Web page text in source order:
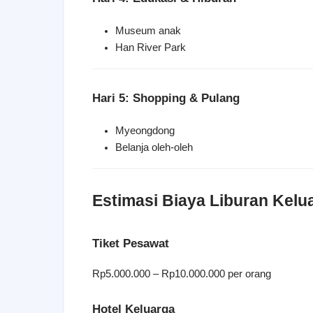
Museum anak
Han River Park
Hari 5: Shopping & Pulang
Myeongdong
Belanja oleh-oleh
Estimasi Biaya Liburan
Tiket Pesawat
Rp5.000.000 – Rp10.000.000 per orang
Hotel Keluarga